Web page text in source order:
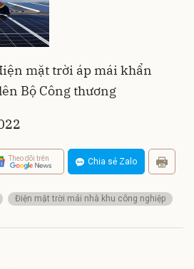
mặt trời áp mái khẩn
Bộ Công thương
Theo dõi trên Chia sẻ Zalo
Điện mặt trời mái nhà khu công nghiệp